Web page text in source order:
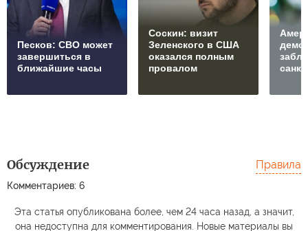
Песков: СВО может
завершиться в
ближайшие часы
Соскин: визит
Зеленского в США
оказался полным
провалом
Обсуждение
Комментариев: 6
Правила
Эта статья опубликована более, чем 24 часа назад, а значит,
она недоступна для комментирования. Новые материалы вы